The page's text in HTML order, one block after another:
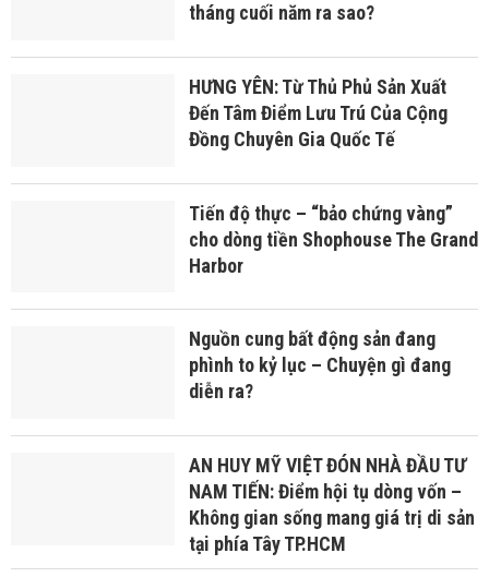
tháng cuối năm ra sao?
HƯNG YÊN: Từ Thủ Phủ Sản Xuất
Đến Tâm Điểm Lưu Trú Của Cộng
Đồng Chuyên Gia Quốc Tế
Tiến độ thực – “bảo chứng vàng”
cho dòng tiền Shophouse The Grand
Harbor
Nguồn cung bất động sản đang
phình to kỷ lục – Chuyện gì đang
diễn ra?
AN HUY MỸ VIỆT ĐÓN NHÀ ĐẦU TƯ
NAM TIẾN: Điểm hội tụ dòng vốn –
Không gian sống mang giá trị di sản
tại phía Tây TP.HCM